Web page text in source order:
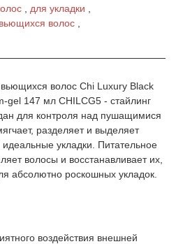
для укладки
волос
волос Chi Luxury Black
gel 147 мл CHILCG5 - стайлинг
для контроля над пушащимися
разделяет и выделяет
идеальные укладки. Питательное
волосы и восстанавливает их,
абсолютно роскошных укладок.
воздействия внешней